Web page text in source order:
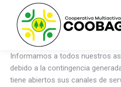
Informamos a todos nuestros
debido a la contingencia
tiene abiertos sus canales de